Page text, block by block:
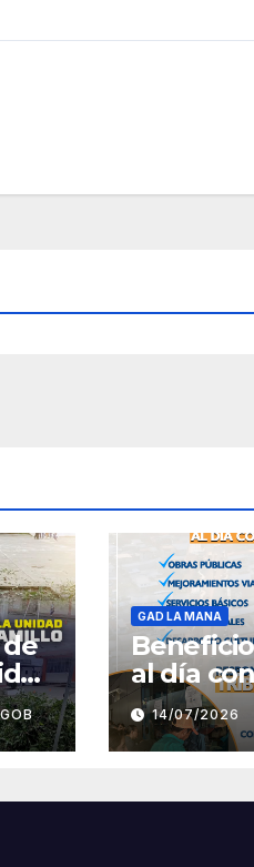
GAD LA MANA
al día
14/07/2026